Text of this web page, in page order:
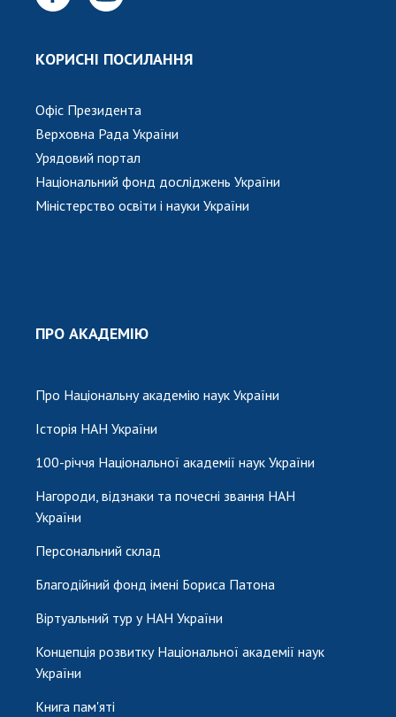
КОРИСНІ ПОСИЛАННЯ
Офіс Президента
Верховна Рада України
Урядовий портал
Національний фонд досліджень України
Міністерство освіти і науки України
ПРО АКАДЕМІЮ
Про Національну академію наук України
Історія НАН України
100-річчя Національної академії наук України
Нагороди, відзнаки та почесні звання НАН
України
Персональний склад
Благодійний фонд імені Бориса Патона
Віртуальний тур у НАН України
Концепція розвитку Національної академії наук
України
Книга пам'яті